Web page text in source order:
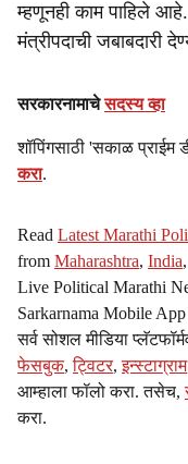
म्हणूनही काम पाहिले आहे.
मंत्रीपदाची जबाबदारी
सरकारनामाचेसदस्य व्हा
शॉपिंगसाठी 'सकाळ प्राईम
करा.
Read Latest Marathi
from Maharashtra, India,
Live Political Marathi
Sarkarnama Mobile
सर्व सोशल मीडिया
फेसबुक,ट्विटर,इन्स्टाग्राम
आम्हाला फॉलो करा. तसेच,
करा.